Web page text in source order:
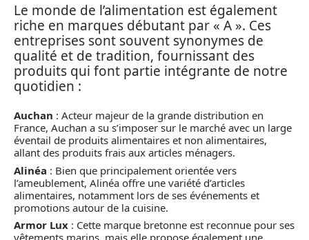
Le monde de l’alimentation est également
riche en marques débutant par « A ». Ces
entreprises sont souvent synonymes de
qualité et de tradition, fournissant des
produits qui font partie intégrante de notre
quotidien :
Auchan : Acteur majeur de la grande distribution en
France, Auchan a su s’imposer sur le marché avec un large
éventail de produits alimentaires et non alimentaires,
allant des produits frais aux articles ménagers.
Alinéa : Bien que principalement orientée vers
l’ameublement, Alinéa offre une variété d’articles
alimentaires, notamment lors de ses événements et
promotions autour de la cuisine.
Armor Lux : Cette marque bretonne est reconnue pour ses